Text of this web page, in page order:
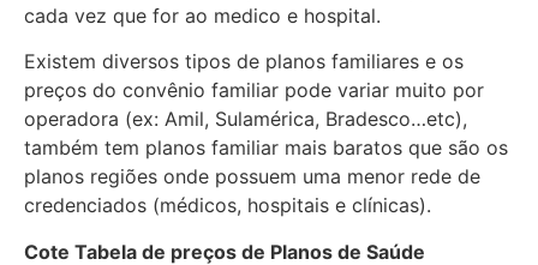
cada vez que for ao medico e hospital.
Existem diversos tipos de planos familiares e os
preços do convênio familiar pode variar muito por
operadora (ex: Amil, Sulamérica, Bradesco…etc),
também tem planos familiar mais baratos que são os
planos regiões onde possuem uma menor rede de
credenciados (médicos, hospitais e clínicas).
Cote Tabela de preços de Planos de Saúde